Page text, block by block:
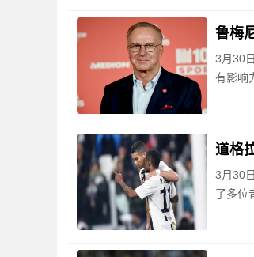
鲁梅
3月30
有影响
道格
3月30
了多位